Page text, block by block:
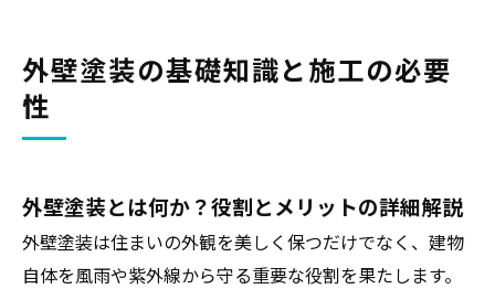
榛東村で外壁塗装が求められる理由について
榛東村について
対応地域
外壁塗装の基礎知識と施工の必要
性
外壁塗装とは何か？役割とメリットの詳細解説
外壁塗装は住まいの外観を美しく保つだけでなく、建物
自体を風雨や紫外線から守る重要な役割を果たします。